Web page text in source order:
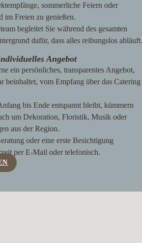
sommerliche Feiern oder
im Freien zu genießen.
begleitet Sie während des gesamten
dafür, dass alles reibungslos abläuft.
Angebot
ein persönliches, transparentes Angebot,
beinhaltet, vom Empfang über das Catering
bis Ende entspannt bleibt, kümmern
um Dekoration, Floristik, Musik oder
aus der Region.
oder eine erste Besichtigung
per E-Mail oder telefonisch.